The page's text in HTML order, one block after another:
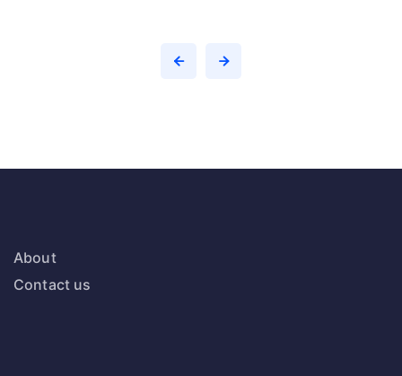
About
Contact us